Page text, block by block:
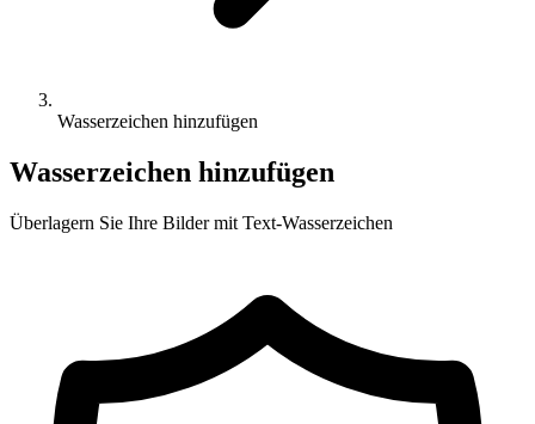
Wasserzeichen hinzufügen
Wasserzeichen hinzufügen
Überlagern Sie Ihre Bilder mit Text-Wasserzeichen